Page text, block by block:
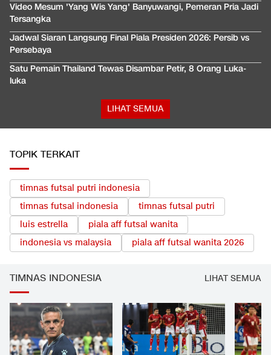
Video Mesum 'Yang Wis Yang' Banyuwangi, Pemeran Pria Jadi
Tersangka
Jadwal Siaran Langsung Final Piala Presiden 2026: Persib vs
Persebaya
Satu Pemain Thailand Tewas Disambar Petir, 8 Orang Luka-
luka
LIHAT SEMUA
TOPIK TERKAIT
timnas futsal putri indonesia
timnas futsal indonesia
timnas futsal putri
luis estrella
piala aff futsal wanita
indonesia vs malaysia
piala aff futsal wanita 2026
TIMNAS INDONESIA LIHAT SEMUA